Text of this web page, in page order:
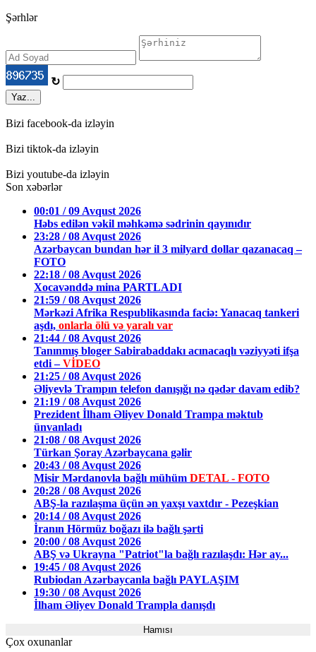
Şərhlər
↻
Yaz...
Bizi facebook-da izləyin
Bizi tiktok-da izləyin
Bizi youtube-da izləyin
Son xəbərlər
00:01 / 09 Avqust 2026
Həbs edilən vəkil məhkəmə sədrinin qayınıdır
23:28 / 08 Avqust 2026
Azərbaycan bundan hər il 3 milyard dollar qazanacaq –
FOTO
22:18 / 08 Avqust 2026
Xocavənddə mina PARTLADI
21:59 / 08 Avqust 2026
Mərkəzi Afrika Respublikasında faciə: Yanacaq tankeri
aşdı, onlarla ölü və yaralı var
21:44 / 08 Avqust 2026
Tanınmış bloger Sabirabaddakı acınacaqlı vəziyyəti ifşa
etdi –VİDEO
21:25 / 08 Avqust 2026
Əliyevlə Trampın telefon danışığı nə qədər davam edib?
21:19 / 08 Avqust 2026
Prezident İlham Əliyev Donald Trampa məktub
ünvanladı
21:08 / 08 Avqust 2026
Türkan Şoray Azərbaycana gəlir
20:43 / 08 Avqust 2026
Misir Mərdanovla bağlı mühüm DETAL - FOTO
20:28 / 08 Avqust 2026
ABŞ-la razılaşma üçün ən yaxşı vaxtdır - Pezeşkian
20:14 / 08 Avqust 2026
İranın Hörmüz boğazı ilə bağlı şərti
20:00 / 08 Avqust 2026
ABŞ və Ukrayna "Patriot"la bağlı razılaşdı: Hər ay...
19:45 / 08 Avqust 2026
Rubiodan Azərbaycanla bağlı PAYLAŞIM
19:30 / 08 Avqust 2026
İlham Əliyev Donald Trampla danışdı
Hamısı
Çox oxunanlar